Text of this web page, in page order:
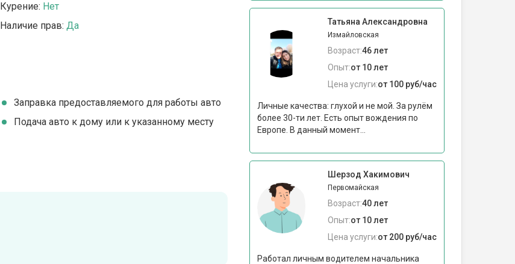
Курение: Нет
Наличие прав: Да
Заправка предоставляемого для работы авто
Подача авто к дому или к указанному месту
Татьяна Александровна
Измайловская
Возраст:46 лет
Опыт:от 10 лет
Цена услуги:от 100 руб/час
Личные качества: глухой и не мой. За рулëм
более 30-ти лет. Есть опыт вождения по
Европе. В данный момент...
Шерзод Хакимович
Первомайская
Возраст:40 лет
Опыт:от 10 лет
Цена услуги:от 200 руб/час
Работал личным водителем начальника